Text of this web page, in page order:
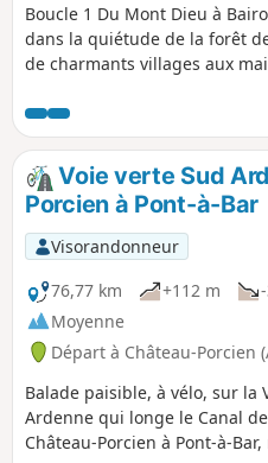
Boucle 1 Du Mont Dieu à
dans la quiétude de la forêt
de charmants villages aux
Mont Dieu et émerveillez-
et de l’Aisne. Le GR® de
nature au cœur d'un territoire
profondes, vallons secrets et
la découverte d'une Argonne
l'histoire et la quiétude de ses
Argonne boucle complète :
l'Argonne.
Voie verte Sud
Porcien à Pont-à-Bar
Visorandonneur
76,77 km
+112 m
Moyenne
Départ à Château-Porcien
Balade paisible, à vélo, sur la
Ardenne qui longe le Canal
Château-Porcien à Pont-à-